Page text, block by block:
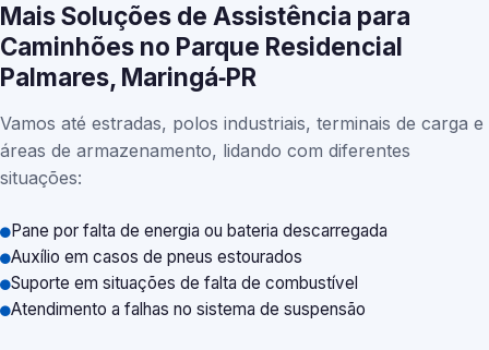
Mais Soluções de Assistência para
Caminhões no Parque Residencial
Palmares, Maringá‑PR
Vamos até estradas, polos industriais, terminais de carga e
áreas de armazenamento, lidando com diferentes
situações:
Pane por falta de energia ou bateria descarregada
Auxílio em casos de pneus estourados
Suporte em situações de falta de combustível
Atendimento a falhas no sistema de suspensão